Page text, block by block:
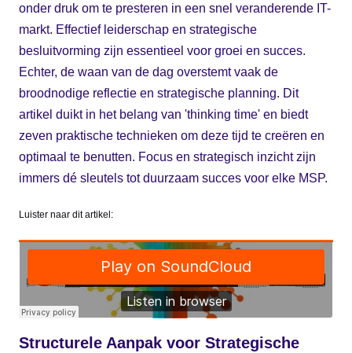
onder druk om te presteren in een snel veranderende IT-
markt. Effectief leiderschap en strategische
besluitvorming zijn essentieel voor groei en succes.
Echter, de waan van de dag overstemt vaak de
broodnodige reflectie en strategische planning. Dit
artikel duikt in het belang van 'thinking time' en biedt
zeven praktische technieken om deze tijd te creëren en
optimaal te benutten. Focus en strategisch inzicht zijn
immers dé sleutels tot duurzaam succes voor elke MSP.
Luister naar dit artikel:
Structurele Aanpak voor Strategische